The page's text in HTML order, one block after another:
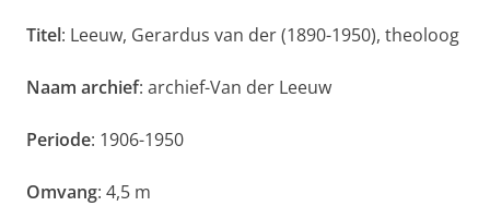
Titel: Leeuw, Gerardus van der (1890-1950), theoloog
Naam archief: archief-Van der Leeuw
Periode: 1906-1950
Omvang: 4,5 m